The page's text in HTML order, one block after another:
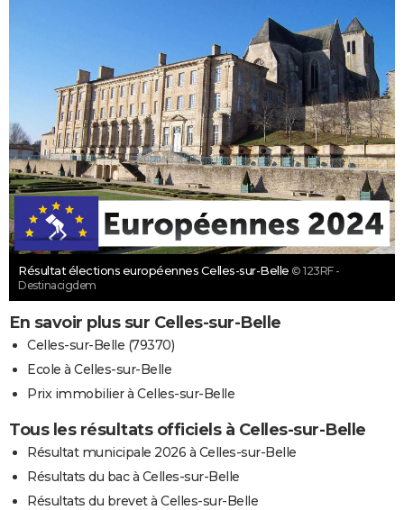
Résultat élections européennes Celles-sur-Belle © 123RF -
Destinacigdem
En savoir plus sur Celles-sur-Belle
Celles-sur-Belle (79370)
Ecole à Celles-sur-Belle
Prix immobilier à Celles-sur-Belle
Tous les résultats officiels à Celles-sur-Belle
Résultat municipale 2026 à Celles-sur-Belle
Résultats du bac à Celles-sur-Belle
Résultats du brevet à Celles-sur-Belle